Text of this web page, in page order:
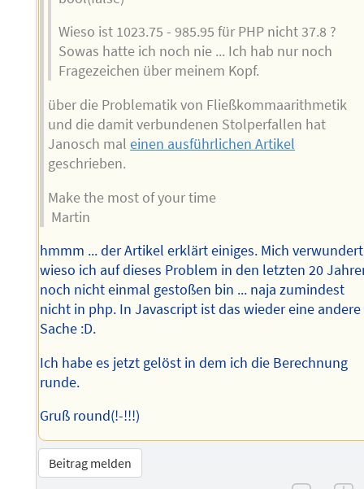
Wieso ist 1023.75 - 985.95 für PHP nicht 37.8 ?
Sowas hatte ich noch nie ... Ich hab nur noch
Fragezeichen über meinem Kopf.
über die Problematik von Fließkommaarithmetik
und die damit verbundenen Stolperfallen hat
Janosch maleinen ausführlichen Artikel
geschrieben.
Make the most of your time
Martin
hmmm ... der Artikel erklärt einiges. Mich
wieso ich auf dieses Problem in den letzten 20
noch nicht einmal gestoßen bin ... naja zumindest
nicht in php. In Javascript ist das wieder eine andere
Sache :D.
Ich habe es jetzt gelöst in dem ich die Berechnung
runde.
Gruß round(!-!!!)
Beitrag melden